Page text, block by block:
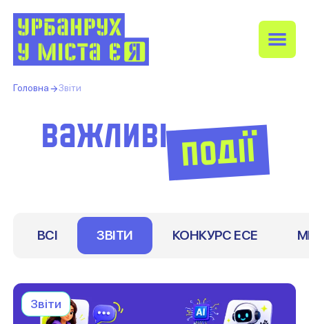
Головна Звіти
важливі події
ВСІ ЗВІТИ КОНКУРС ЕСЕ
Звіти